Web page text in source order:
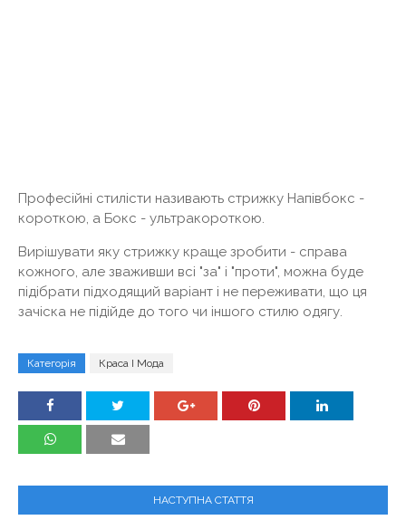
Професійні стилісти називають стрижку Напівбокс -
короткою, а Бокс - ультракороткою.
Вирішувати яку стрижку краще зробити - справа
кожного, але зваживши всі "за" і "проти", можна буде
підібрати підходящий варіант і не переживати, що ця
зачіска не підійде до того чи іншого стилю одягу.
Категорія Краса І Мода
НАСТУПНА СТАТТЯ